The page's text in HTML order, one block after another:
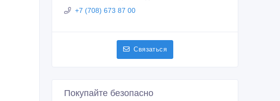
+7 (708) 673 87 00
Связаться
Покупайте безопасно